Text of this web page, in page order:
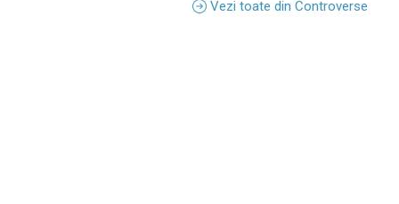
Vezi toate din Controverse